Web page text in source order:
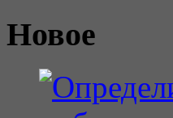
Новое